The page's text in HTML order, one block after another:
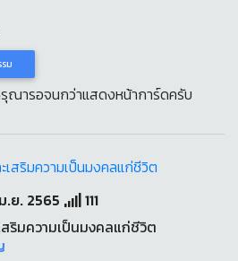
ม
ณารอจนกว่าแสดงหน้าการ์ดครับ
.ย. 2565
111
สริมความเป็นมงคลแก่ชีวิต